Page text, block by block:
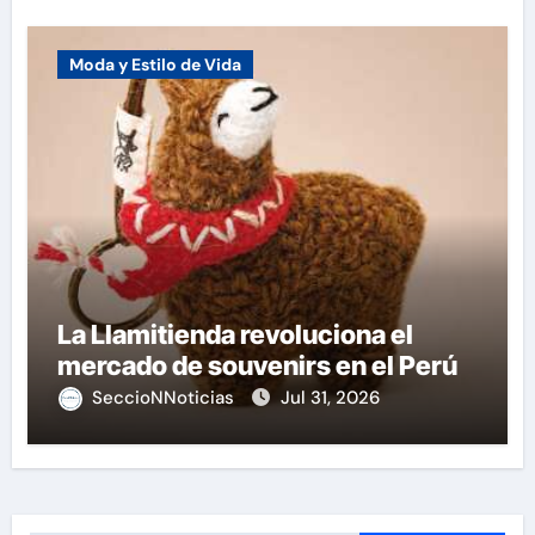
Moda y Estilo de Vida
La Llamitienda revoluciona el
mercado de souvenirs en el Perú
SeccioNNoticias Jul 31, 2026